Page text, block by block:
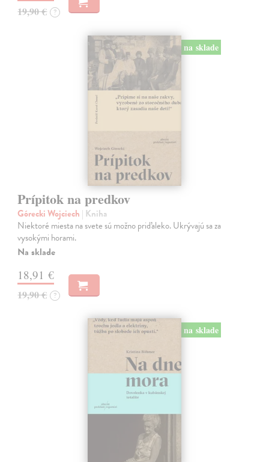
19,90 € ?
na sklade
Prípitok na predkov
Górecki Wojciech | Kniha
Niektoré miesta na svete sú možno priďaleko. Ukrývajú sa za
vysokými horami.
Na sklade
18,91 €
19,90 € ?
na sklade